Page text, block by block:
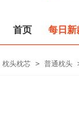
首页 每日新
枕头枕芯 > 普通枕头